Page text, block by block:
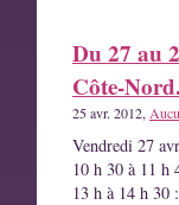
Du 27 au
Côte-
25 avr. 2012,
Vendredi 27
10 h 30 à 11 h
13 h à 14 h 30